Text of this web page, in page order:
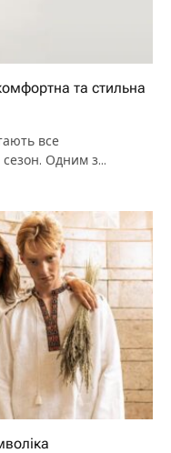
та стильна
все
сезон. Одним з